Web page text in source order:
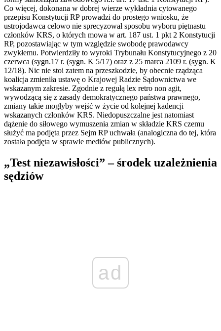
Co więcej, dokonana w dobrej wierze wykładnia cytowanego
przepisu Konstytucji RP prowadzi do prostego wniosku, że
ustrojodawca celowo nie sprecyzował sposobu wyboru piętnastu
członków KRS, o których mowa w art. 187 ust. 1 pkt 2 Konstytucji
RP, pozostawiając w tym względzie swobodę prawodawcy
zwykłemu. Potwierdziły to wyroki Trybunału Konstytucyjnego z 20
czerwca (sygn.17 r. (sygn. K 5/17) oraz z 25 marca 2109 r. (sygn. K
12/18). Nic nie stoi zatem na przeszkodzie, by obecnie rządząca
koalicja zmieniła ustawę o Krajowej Radzie Sądownictwa we
wskazanym zakresie. Zgodnie z regułą lex retro non agit,
wywodzącą się z zasady demokratycznego państwa prawnego,
zmiany takie mogłyby wejść w życie od kolejnej kadencji
wskazanych członków KRS. Niedopuszczalne jest natomiast
dążenie do siłowego wymuszenia zmian w składzie KRS czemu
służyć ma podjęta przez Sejm RP uchwała (analogiczna do tej, która
została podjęta w sprawie mediów publicznych).
„Test niezawisłości” – środek uzależnienia
sędziów
ad